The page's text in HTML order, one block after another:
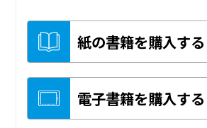
紙の書籍を購入する
電子書籍を購入する